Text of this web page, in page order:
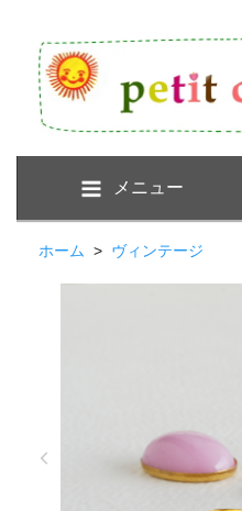
メニュー
ホーム > ヴィンテージ